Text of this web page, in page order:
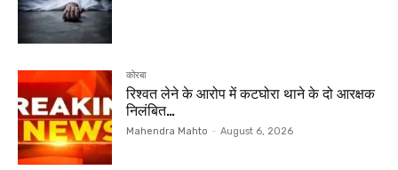
कोरबा
रिश्वत लेने के आरोप में कटघोरा थाने के दो आरक्षक
निलंबित…
Mahendra Mahto - August 6, 2026